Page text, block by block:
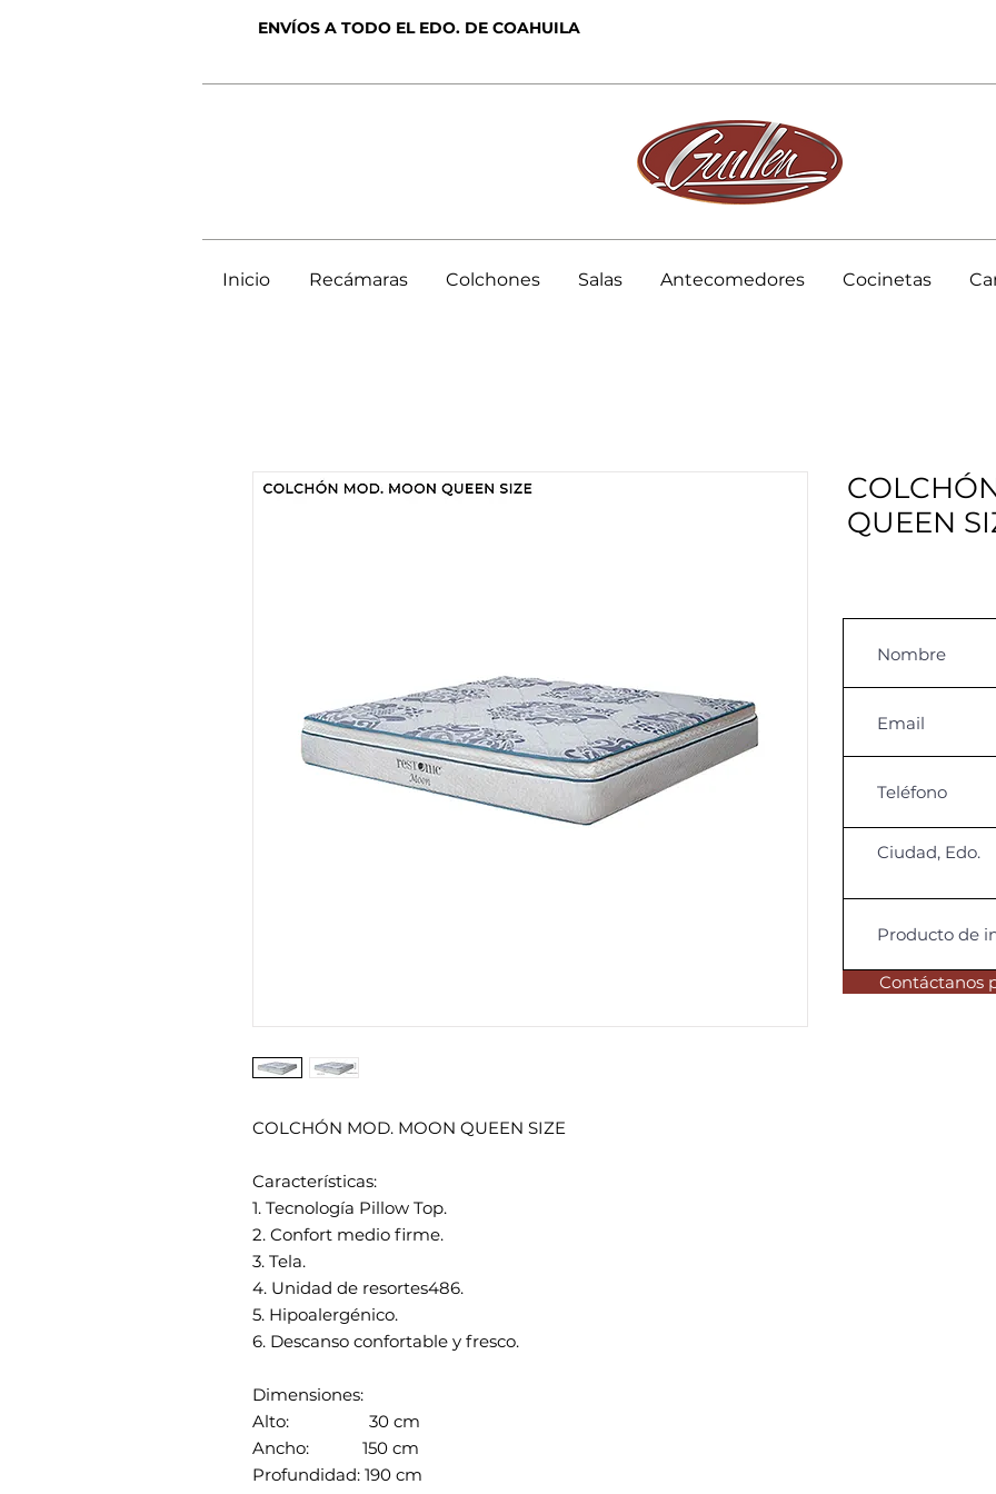
ENVÍOS A TODO EL EDO. DE COAHUILA
Inicio Recámaras Colchones Salas Antecomedores Cocinetas
COLCHÓN MOD. MOON QUEEN SIZE
Características:
1. Tecnología Pillow Top.
2. Confort medio firme.
3. Tela.
4. Unidad de resortes486.
5. Hipoalergénico.
6. Descanso confortable y fresco.
Dimensiones:
Alto: 30 cm
Ancho: 150 cm
Profundidad: 190 cm
QUEEN
Contáctanos